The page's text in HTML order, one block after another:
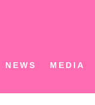
NEWS MEDIA